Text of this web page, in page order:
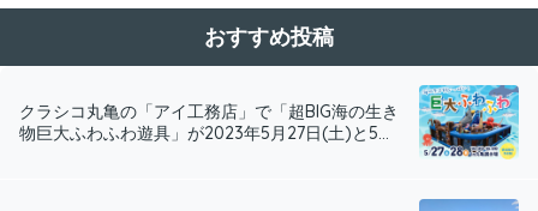
おすすめ投稿
クラシコ丸亀の「アイ工務店」で「超BIG海の生き
物巨大ふわふわ遊具」が2023年5月27日(土)と5...